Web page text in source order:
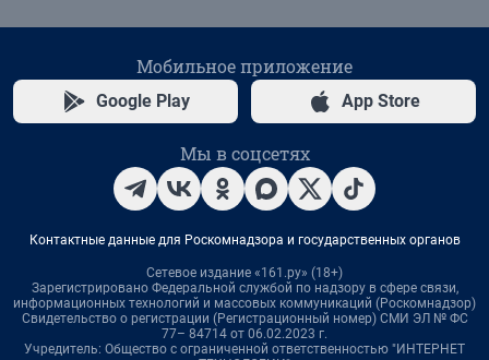
Мобильное приложение
Google Play App Store
Мы в соцсетях
Контактные данные для Роскомнадзора и государственных органов
Сетевое издание «161.ру» (18+)
Зарегистрировано Федеральной службой по надзору в сфере связи,
информационных технологий и массовых коммуникаций (Роскомнадзор)
Свидетельство о регистрации (Регистрационный номер) СМИ ЭЛ № ФС
77– 84714 от 06.02.2023 г.
Учредитель: Общество с ограниченной ответственностью "ИНТЕРНЕТ